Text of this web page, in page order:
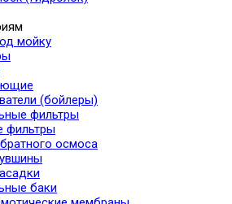
мойку
(бойлеры)
фильтры
фильтры
осмоса
баки